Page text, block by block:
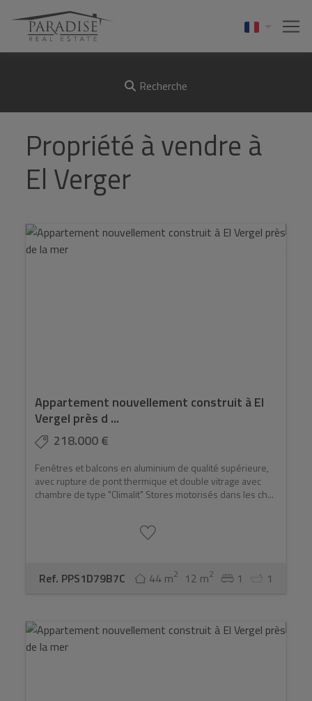
Recherche
Propriété à vendre à
El Verger
Appartement nouvellement construit à El
Vergel près d ...
218.000 €
Fenêtres et balcons en aluminium de qualité supérieure,
avec rupture de pont thermique et double vitrage avec
chambre de type "Climalit" Stores motorisés dans les ch...
Ref. PPS1D79B7C 44 m2 12 m2 1 1